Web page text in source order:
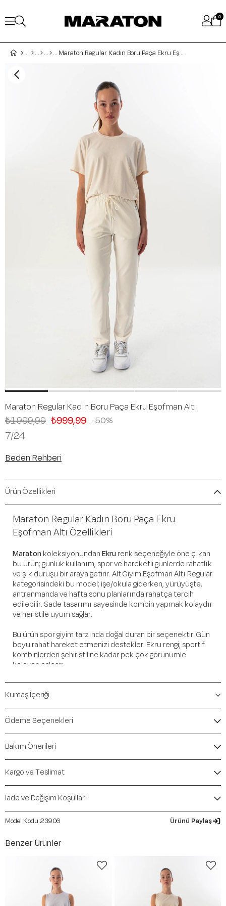
0
Maraton Regular Kadın Boru Paça Ekru Eşofman Altı
Maraton Regular Kadın Boru Paça Ekru Eşofman Altı
50
₺1.999,99 ₺999,99
7/24
Beden Rehberi
Ürün Özellikleri
Maraton Regular Kadın Boru Paça Ekru
Eşofman Altı Özellikleri
Maraton koleksiyonundanEkru renk seçeneğiyle öne çıkan
bu ürün; günlük kullanım, spor ve hareketli günlerde rahatlık
ve şık duruşu bir araya getirir. Alt Giyim Eşofman Altı Regular
kategorisindeki bu model; işe/okula giderken, yürüyüşte,
antrenmanda ve hafta sonu planlarında rahatça tercih
edilebilir. Sade tasarımı sayesinde kombin yapmak kolaydır
ve her stile uyum sağlar.
Bu ürün spor giyim tarzında doğal duran bir seçenektir. Gün
boyu rahat hareket etmenizi destekler. Ekru rengi; sportif
kombinlerden şehir stiline kadar pek çok görünümle
kolayca eşleşir.
Öne Çıkan Detaylar
Marka:Maraton
Renk:Ekru
Elastane
Kalıp / Form:Regular
Mevsim:İlkbahar-Yaz
Kumaş İçeriği
Ödeme Seçenekleri
Bakım Önerileri
Kargo ve Teslimat
İade ve Değişim Koşulları
23906 Ürünü Paylaş
Benzer Ürünler